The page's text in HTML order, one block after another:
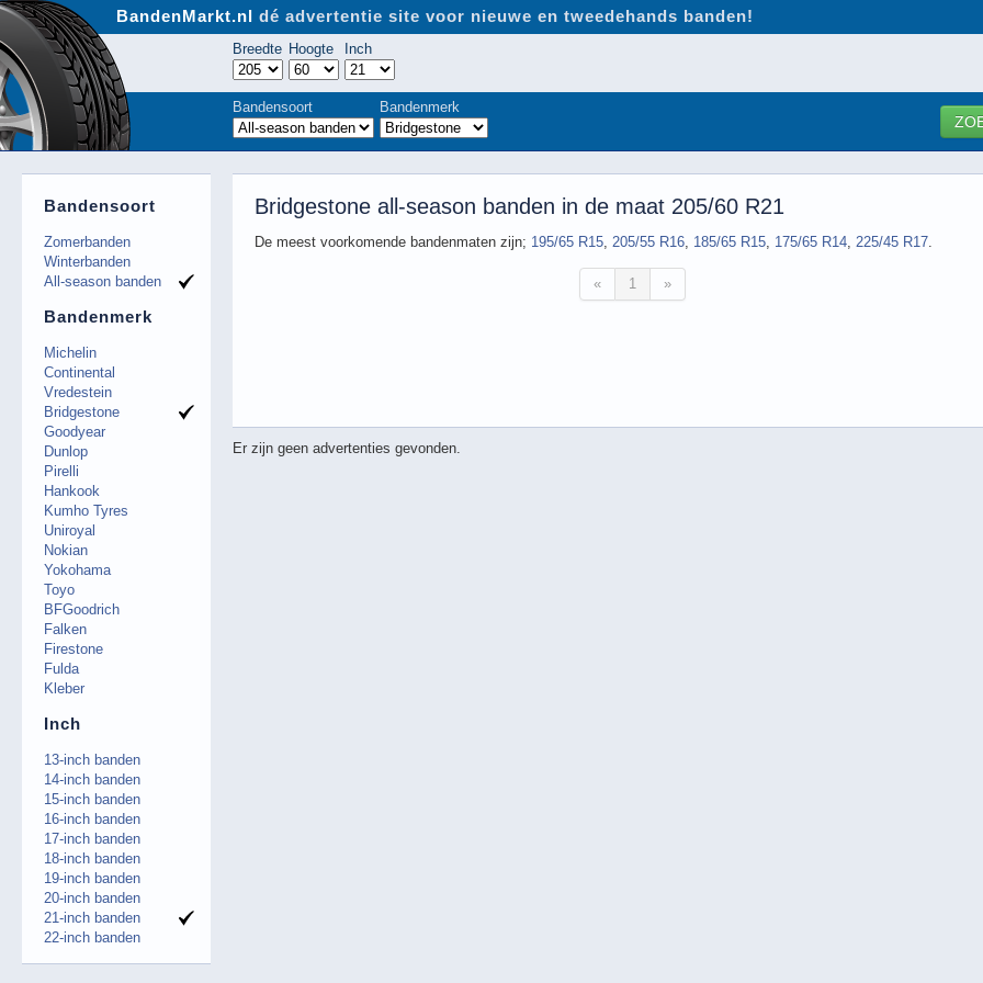
Bridgestone all-season banden in de maat 205/60 R21
De meest voorkomende bandenmaten zijn; 195/65 R15 205/55 R16 185/65 R15 175/65 R14 225/45 R17
« 1 »
Er zijn geen advertenties gevonden.
Bandensoort
Zomerbanden
Winterbanden
All-season banden
Bandenmerk
Michelin
Continental
Vredestein
Bridgestone
Goodyear
Dunlop
Pirelli
Hankook
Kumho Tyres
Uniroyal
Nokian
Yokohama
Toyo
BFGoodrich
Falken
Firestone
Fulda
Kleber
Inch
13-inch banden
14-inch banden
15-inch banden
16-inch banden
17-inch banden
18-inch banden
19-inch banden
20-inch banden
21-inch banden
22-inch banden
BandenMarkt.nl dé advertentie site voor nieuwe en tweedehands banden!
Breedte Hoogte Inch
Bandensoort Bandenmerk